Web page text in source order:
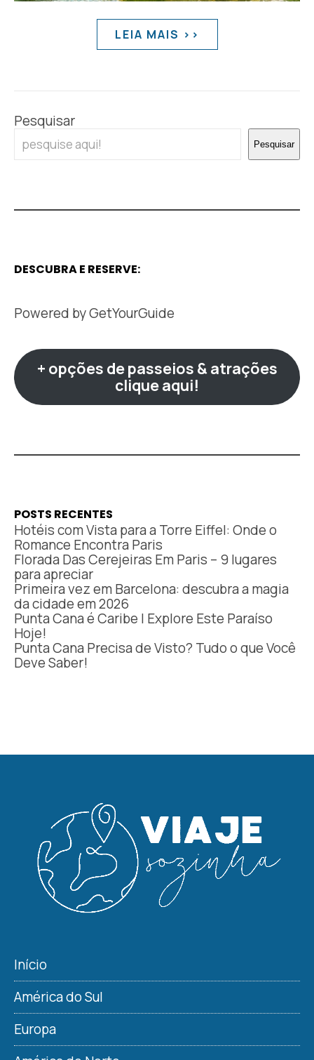
LEIA MAIS >>
Pesquisar
Pesquisar
DESCUBRA E RESERVE:
Powered byGetYourGuide
+ opções de passeios & atrações
clique aqui!
POSTS RECENTES
Hotéis com Vista para a Torre Eiffel: Onde o
Romance Encontra Paris
Florada Das Cerejeiras Em Paris – 9 lugares
para apreciar
Primeira vez em Barcelona: descubra a magia
da cidade em 2026
Punta Cana é Caribe | Explore Este Paraíso
Hoje!
Punta Cana Precisa de Visto? Tudo o que Você
Deve Saber!
Início
América do Sul
Europa